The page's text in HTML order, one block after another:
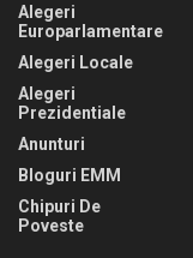
Alegeri
Europarlamentare
Alegeri Locale
Alegeri
Prezidentiale
Anunturi
Bloguri EMM
Chipuri De
Poveste